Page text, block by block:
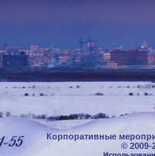
Корпоративные
© 2009-